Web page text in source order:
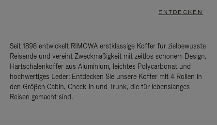
ENTDECKEN
Seit 1898 entwickelt RIMOWA erstklassige Koffer für zielbewusste
Reisende und vereint Zweckmäßigkeit mit zeitlos schönem Design.
Hartschalenkoffer aus Aluminium, leichtes Polycarbonat und
hochwertiges Leder: Entdecken Sie unsere Koffer mit 4 Rollen in
den Größen Cabin, Check-in und Trunk, die für lebenslanges
Reisen gemacht sind.